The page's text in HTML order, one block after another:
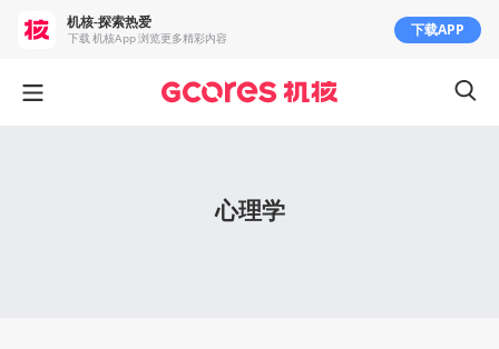
心理学
机核-探索热爱
下载 机核App 浏览更多精彩内容 下载APP